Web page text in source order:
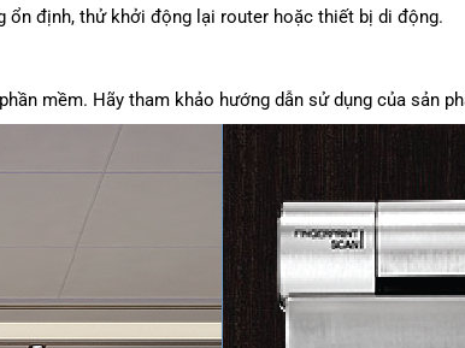
định, thử khởi động lại router hoặc thiết bị di động.
mềm. Hãy tham khảo hướng dẫn sử dụng của sản